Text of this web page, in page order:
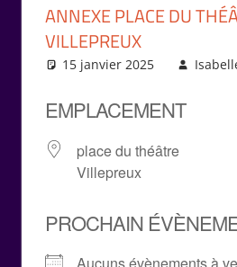
ANNEXE PLACE DU
VILLEPREUX
15 janvier 2025
EMPLACEMENT
place du théâtre
Villepreux
PROCHAIN
Aucuns évènements à